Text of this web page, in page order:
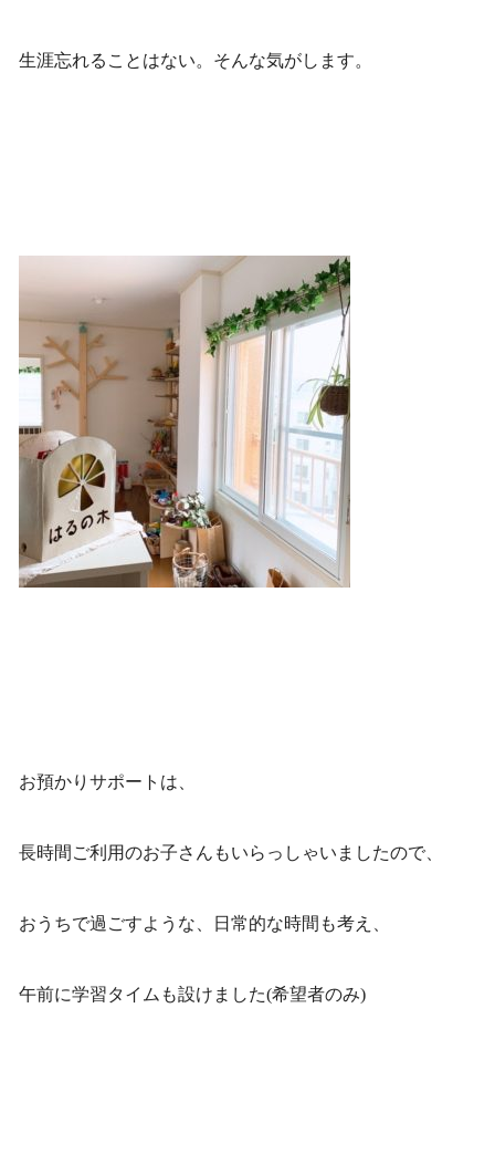
生涯忘れることはない。そんな気がします。
お預かりサポートは、
長時間ご利用のお子さんもいらっしゃいましたので、
おうちで過ごすような、日常的な時間も考え、
午前に学習タイムも設けました(希望者のみ)